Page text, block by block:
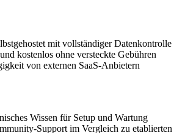
mit vollständiger Datenkontrolle
kostenlos ohne versteckte Gebühren
von externen SaaS-Anbietern
Wissen für Setup und Wartung
Support im Vergleich zu etablierten